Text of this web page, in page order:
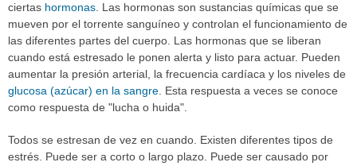
ciertas hormonas. Las hormonas son sustancias químicas que se
mueven por el torrente sanguíneo y controlan el funcionamiento de
las diferentes partes del cuerpo. Las hormonas que se liberan
cuando está estresado le ponen alerta y listo para actuar. Pueden
aumentar la presión arterial, la frecuencia cardíaca y los niveles de
glucosa (azúcar) en la sangre. Esta respuesta a veces se conoce
como respuesta de "lucha o huida".
Todos se estresan de vez en cuando. Existen diferentes tipos de
estrés. Puede ser a corto o largo plazo. Puede ser causado por